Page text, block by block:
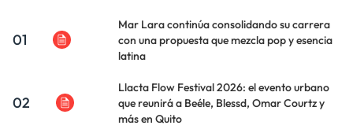
01
Mar Lara continúa consolidando su carrera
con una propuesta que mezcla pop y esencia
latina
02
Llacta Flow Festival 2026: el evento urbano
que reunirá a Beéle, Blessd, Omar Courtz y
más en Quito